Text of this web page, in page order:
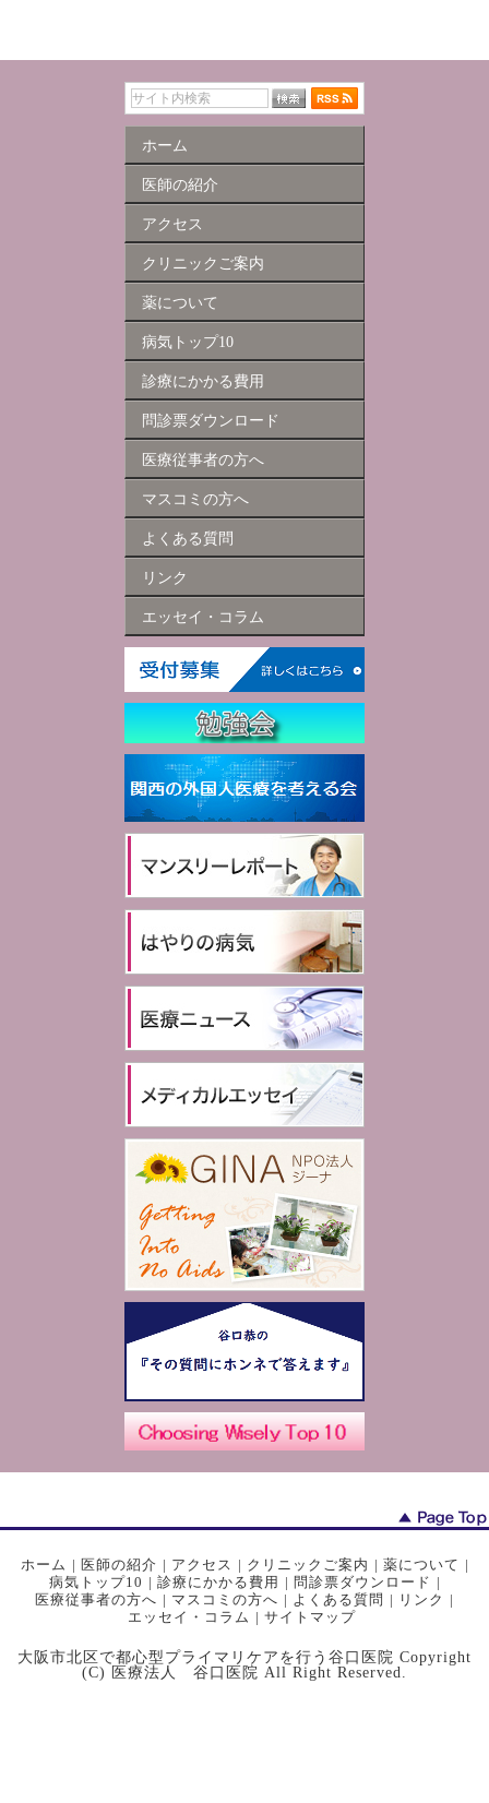
ホーム
医師の紹介
アクセス
クリニックご案内
薬について
病気トップ10
診療にかかる費用
問診票ダウンロード
医療従事者の方へ
マスコミの方へ
よくある質問
リンク
エッセイ・コラム
ホーム | 医師の紹介 | アクセス | クリニックご案内 | 薬について |
病気トップ10 | 診療にかかる費用 | 問診票ダウンロード |
医療従事者の方へ | マスコミの方へ | よくある質問 | リンク |
エッセイ・コラム | サイトマップ
大阪市北区で都心型プライマリケアを行う谷口医院 Copyright
(C) 医療法人 谷口医院 All Right Reserved.